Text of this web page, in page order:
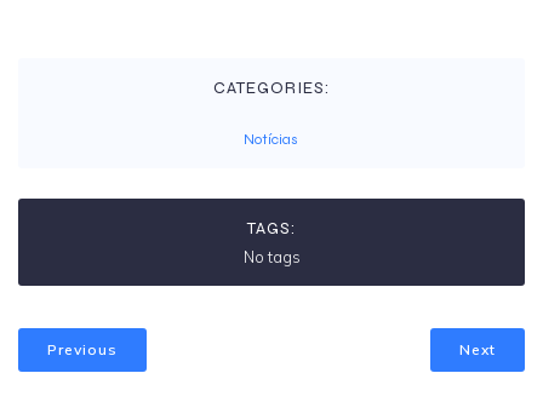
CATEGORIES:
Notícias
TAGS:
No tags
Previous Next